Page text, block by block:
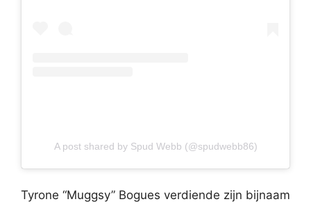
A post shared by Spud Webb (@spudwebb86)
Tyrone “Muggsy” Bogues verdiende zijn bijnaam